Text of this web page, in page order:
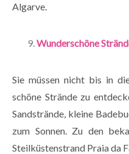
Algarve.
Wunderschöne
Sie müssen nicht bis in
schöne Strände zu
Sandstrände, kleine
zum Sonnen. Zu den
Steilküstenstrand Praia da